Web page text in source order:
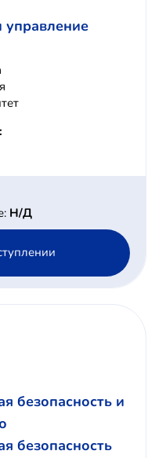
управление
Н/Д
безопасность и
безопасность